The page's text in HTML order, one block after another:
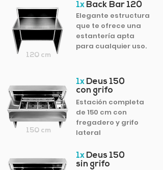
120 cm
1x Back Bar 120
Elegante estructura
que te ofrece una
estantería apta
para cualquier uso.
150 cm
1x Deus 150
con grifo
Estación completa
de 150 cm con
fregadero y grifo
lateral
1x Deus 150
sin grifo